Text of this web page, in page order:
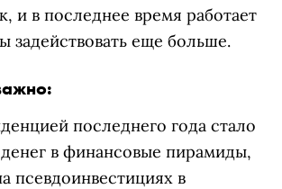
и в последнее время работает
задействовать еще больше.
последнего года стало
в финансовые пирамиды,
псевдоинвестициях в